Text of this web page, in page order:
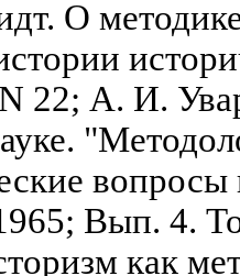
О
А. И.
вопросы
Вып. 4.
как